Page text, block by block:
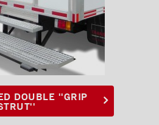
de
de
DOUBLE ''GRIP